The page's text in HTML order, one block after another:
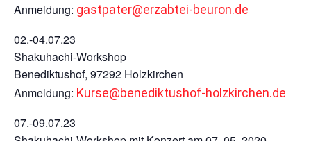
Anmeldung: gastpater@erzabtei-beuron.de
02.-04.07.23
Shakuhachi-Workshop
Benediktushof, 97292 Holzkirchen
Anmeldung: Kurse@benediktushof-holzkirchen.de
07.-09.07.23